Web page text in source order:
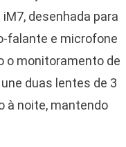
desenhada para
falante e microfone
o monitoramento de
duas lentes de 3
à noite, mantendo